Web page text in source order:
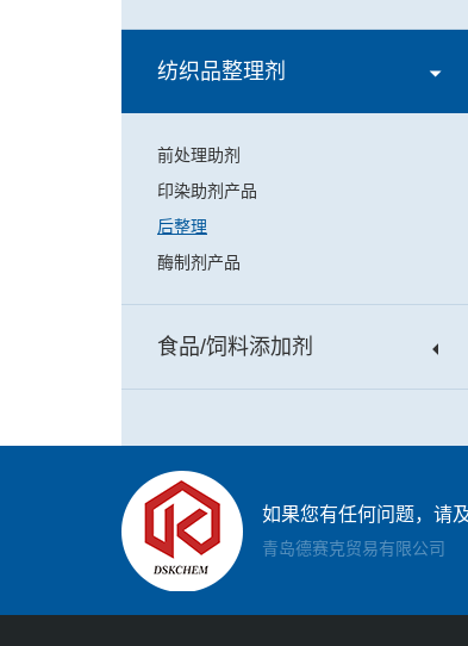
纺织品整理剂
前处理助剂
印染助剂产品
后整理
酶制剂产品
食品/饲料添加剂
如果您有任何问题，请
青岛德赛克贸易有限公司